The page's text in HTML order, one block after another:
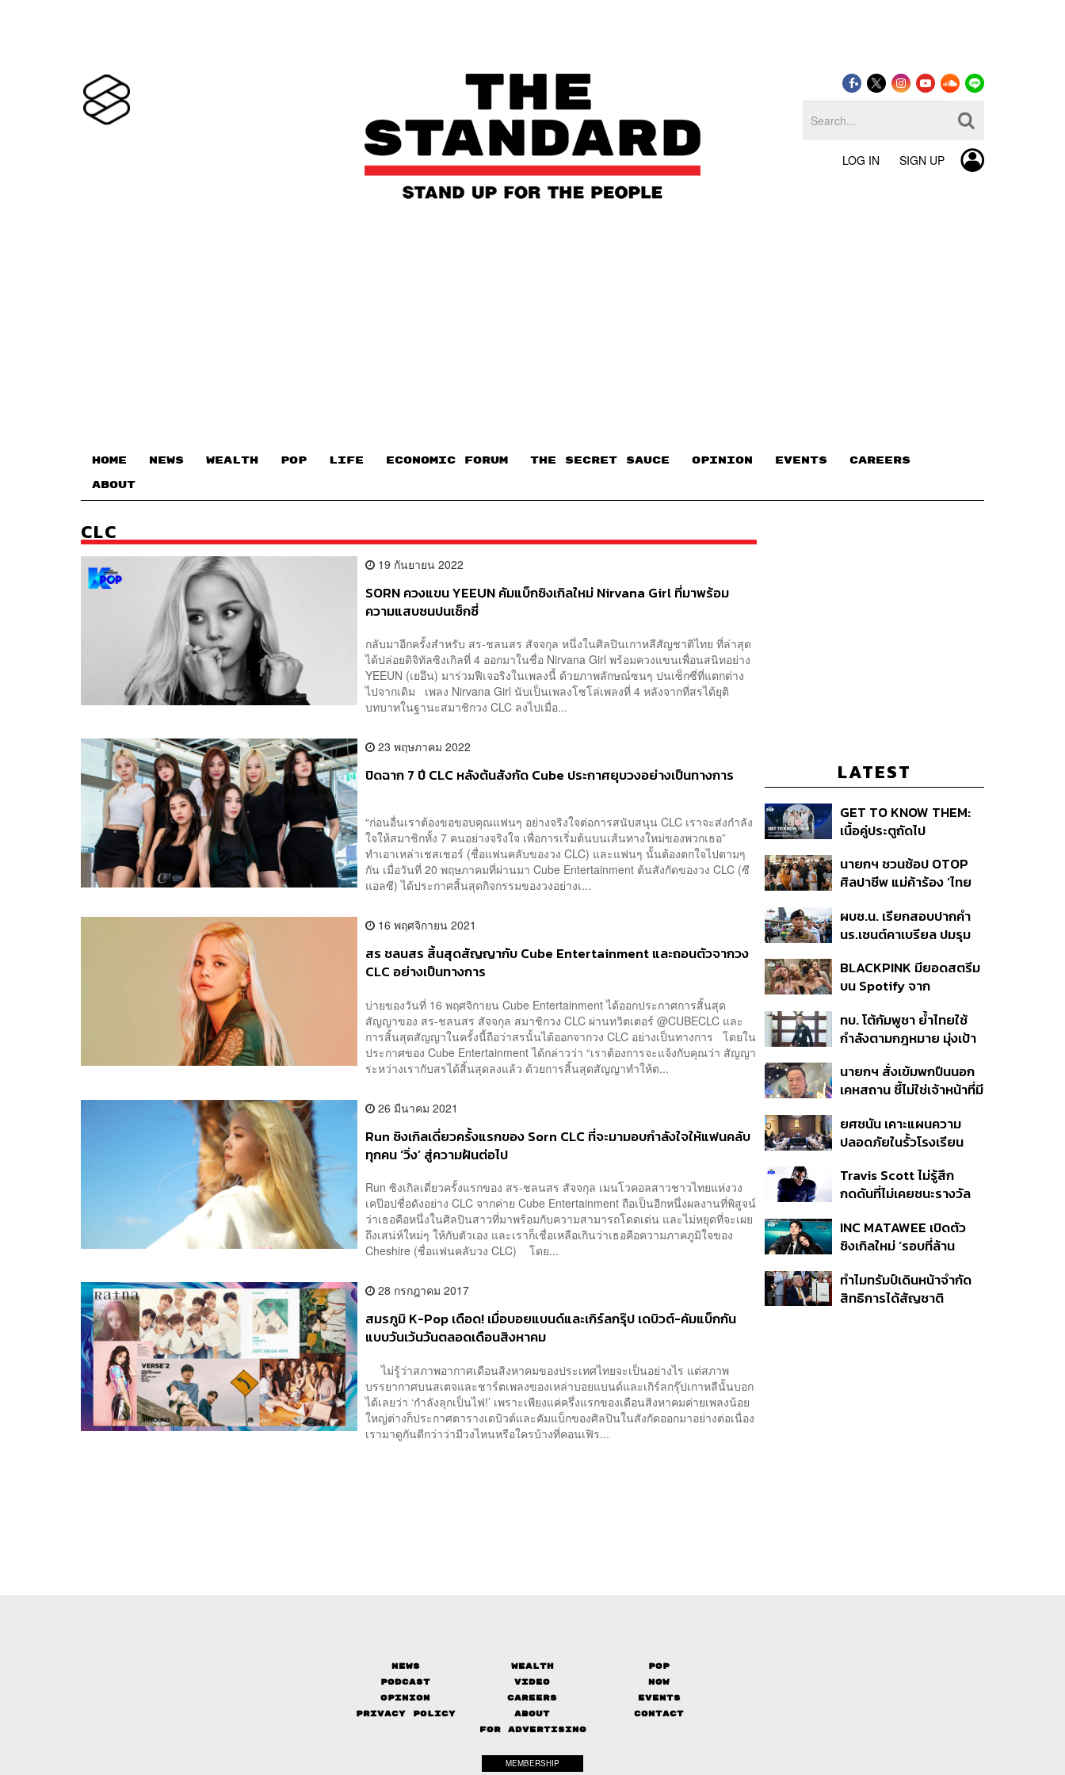
LOG IN SIGN UP
HOME NEWS WEALTH POP LIFE ECONOMIC FORUM THE SECRET SAUCE​ OPINION EVENTS CAREERS
ABOUT
CLC
19 กันยายน 2022
SORN ควงแขน YEEUN คัมแบ็กซิงเกิลใหม่ Nirvana Girl ที่มาพร้อม
ความแสบซนปนเซ็กซี่
กลับมาอีกครั้งสำหรับ สร-ชลนสร สัจจกุล หนึ่งในศิลปินเกาหลีสัญชาติไทย ที่ล่าสุด
ได้ปล่อยดิจิทัลซิงเกิลที่ 4 ออกมาในชื่อ Nirvana Girl พร้อมควงแขนเพื่อนสนิทอย่าง
YEEUN (เยอึน) มาร่วมฟีเจอริงในเพลงนี้ ด้วยภาพลักษณ์ซนๆ ปนเซ็กซี่ที่แตกต่าง
ไปจากเดิม เพลง Nirvana Girl นับเป็นเพลงโซโล่เพลงที่ 4 หลังจากที่สรได้ยุติ
บทบาทในฐานะสมาชิกวง CLC ลงไปเมื่อ...
23 พฤษภาคม 2022
ปิดฉาก 7 ปี CLC หลังต้นสังกัด Cube ประกาศยุบวงอย่างเป็นทางการ
“ก่อนอื่นเราต้องขอขอบคุณแฟนๆ อย่างจริงใจต่อการสนับสนุน CLC เราจะส่งกำลัง
ใจให้สมาชิกทั้ง 7 คนอย่างจริงใจ เพื่อการเริ่มต้นบนเส้นทางใหม่ของพวกเธอ”
ทำเอาเหล่าเชสเชอร์ (ชื่อแฟนคลับของวง CLC) และแฟนๆ นั้นต้องตกใจไปตามๆ
กัน เมื่อวันที่ 20 พฤษภาคมที่ผ่านมา Cube Entertainment ต้นสังกัดของวง CLC (ซี
แอลซี) ได้ประกาศสิ้นสุดกิจกรรมของวงอย่างเ...
16 พฤศจิกายน 2021
สร ชลนสร สิ้นสุดสัญญากับ Cube Entertainment และถอนตัวจากวง
CLC อย่างเป็นทางการ
บ่ายของวันที่ 16 พฤศจิกายน Cube Entertainment ได้ออกประกาศการสิ้นสุด
สัญญาของ สร-ชลนสร สัจจกุล สมาชิกวง CLC ผ่านทวิตเตอร์ @CUBECLC และ
การสิ้นสุดสัญญาในครั้งนี้ถือว่าสรนั้นได้ออกจากวง CLC อย่างเป็นทางการ โดยใน
ประกาศของ Cube Entertainment ได้กล่าวว่า “เราต้องการจะแจ้งกับคุณว่า สัญญา
ระหว่างเรากับสรได้สิ้นสุดลงแล้ว ด้วยการสิ้นสุดสัญญาทำให้ต...
26 มีนาคม 2021
Run ซิงเกิลเดี่ยวครั้งแรกของ Sorn CLC ที่จะมามอบกำลังใจให้แฟนคลับ
ทุกคน ‘วิ่ง’ สู่ความฝันต่อไป
Run ซิงเกิลเดี่ยวครั้งแรกของ สร-ชลนสร สัจจกุล เมนโวคอลสาวชาวไทยแห่งวง
เคป๊อปชื่อดังอย่าง CLC จากค่าย Cube Entertainment ถือเป็นอีกหนึ่งผลงานที่พิสูจน์
ว่าเธอคือหนึ่งในศิลปินสาวที่มาพร้อมกับความสามารถโดดเด่น และไม่หยุดที่จะเผย
ถึงเสน่ห์ใหม่ๆ ให้กับตัวเอง และเราก็เชื่อเหลือเกินว่าเธอคือความภาคภูมิใจของ
Cheshire (ชื่อแฟนคลับวง CLC) โดย...
28 กรกฎาคม 2017
สมรภูมิ K-Pop เดือด! เมื่อบอยแบนด์และเกิร์ลกรุ๊ป เดบิวต์-คัมแบ็กกัน
แบบวันเว้นวันตลอดเดือนสิงหาคม
ไม่รู้ว่าสภาพอากาศเดือนสิงหาคมของประเทศไทยจะเป็นอย่างไร แต่สภาพ
บรรยากาศบนสเตจและชาร์ตเพลงของเหล่าบอยแบนด์และเกิร์ลกรุ๊ปเกาหลีนั้นบอก
ได้เลยว่า ‘กำลังลุกเป็นไฟ!’ เพราะเพียงแค่ครึ่งแรกของเดือนสิงหาคมค่ายเพลงน้อย
ใหญ่ต่างก็ประกาศตารางเดบิวต์และคัมแบ็กของศิลปินในสังกัดออกมาอย่างต่อเนื่อง
เรามาดูกันดีกว่าว่ามีวงไหนหรือใครบ้างที่คอนเฟิร...
LATEST
GET TO KNOW THEM:
เนื้อคู่ประตูถัดไป
นายกฯ ชวนช้อป OTOP
ศิลปาชีพ แม่ค้าร้อง ‘ไทย
ถามมีต่อไหม นายกฯ ตอบ
‘เดี๋ยวจะพยายาม’
ผบช.น. เรียกสอบปากคำ
นร.เซนต์คาเบรียล ปมรุม
ดำเนินคดีแล้ว
BLACKPINK มียอดสตรีม
บน Spotify จาก
ครั้ง ตลอด 10 ปีที่ผ่านมา
ทบ. โต้กัมพูชา ย้ำไทยใช้
กำลังตามกฎหมาย มุ่งเป้า
หายไทยไม่อาจลบด้วย
ข้อมูลบิดเบือน
นายกฯ สั่งเข้มพกปืนนอก
เคหสถาน ชี้ไม่ใช่เจ้าหน้าที่มี
ก่อเหตุ เจ้าของร่วมรับผิด
ยศชนัน เคาะแผนความ
ปลอดภัยในรั้วโรงเรียน
ดูแล-คุมเข้มคัดกรองสิ่ง
ผิดกฎหมาย
Travis Scott ไม่รู้สึก
กดดันที่ไม่เคยชนะรางวัล
แล้ว 10 ครั้ง
INC MATAWEE เปิดตัว
ซิงเกิลใหม่ ‘รอบที่ล้าน
มาแสดงในมิวสิกวิดีโอ
ทำไมทรัมป์เดินหน้าจำกัด
สิทธิการได้สัญชาติ
News Wealth
Pop
Podcast
Video
Now
Opinion
Careers
Events
Privacy Policy
About
Contact
FOR ADVERTISING
MEMBERSHIP